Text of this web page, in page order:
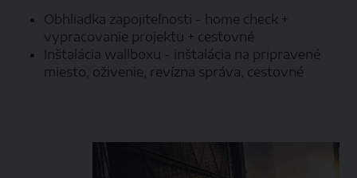
Obhliadka zapojiteľnosti - home check +
vypracovanie projektu + cestovné
Inštalácia wallboxu - inštalácia na pripravené
miesto, oživenie, revízna správa, cestovné